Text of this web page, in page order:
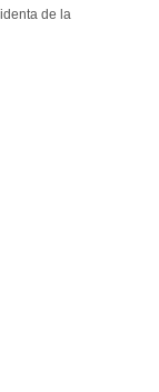
de la